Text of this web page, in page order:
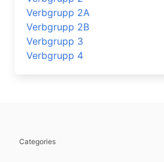
Verbgrupp 2A
Verbgrupp 2B
Verbgrupp 3
Verbgrupp 4
Categories